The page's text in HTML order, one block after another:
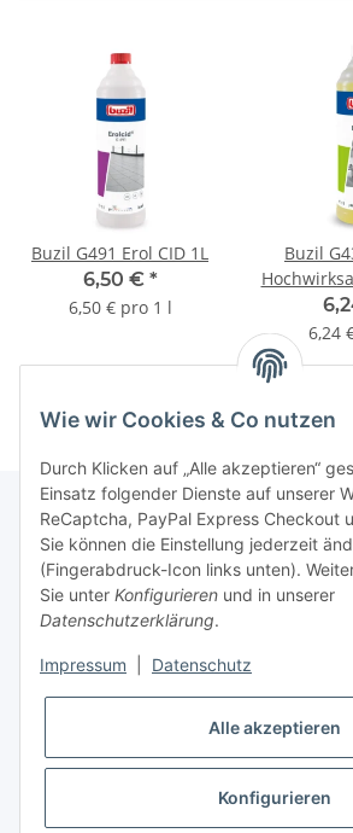
Buzil G491 Erol CID 1L
6,50 € *
6,50 € pro 1 l
Buzil
starke6,24
Gesetzliche Informationen
Informationen
Vertrag widerrufen
Wie wir Cookies & Co nutzen
Durch Klicken auf „Alle akzeptieren“
Einsatz folgender Dienste auf unserer
ReCaptcha, PayPal Express Checkout
Sie können die Einstellung jederzeit
(Fingerabdruck-Icon links unten).
Sie unter Konfigurieren und in unserer
Datenschutzerklärung.
Impressum Datenschutz
Alle akzeptieren
Konfigurieren